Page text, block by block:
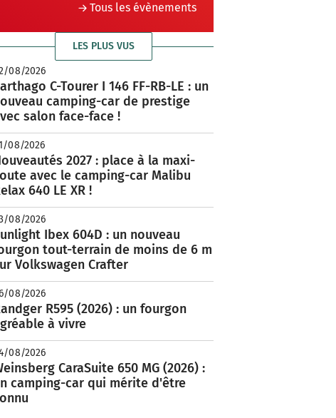
Tous les évènements
LES PLUS VUS
08/2026
C-Tourer I 146 FF-RB-LE : un
camping-car de prestige
salon face-face !
08/2026
2027 : place à la maxi-
avec le camping-car Malibu
640 LE XR !
08/2026
Ibex 604D : un nouveau
tout-terrain de moins de 6 m
Volkswagen Crafter
08/2026
R595 (2026) : un fourgon
à vivre
08/2026
CaraSuite 650 MG (2026) :
camping-car qui mérite d'être